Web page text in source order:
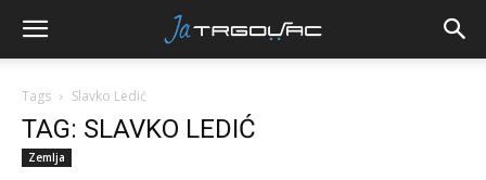
Tags Slavko Ledić
TAG: SLAVKO LEDIĆ
Zemlja